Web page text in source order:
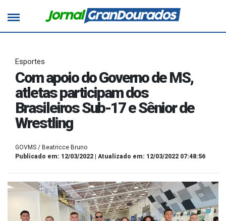
Esportes
Com apoio do Governo de MS,
atletas participam dos
Brasileiros Sub-17 e Sênior de
Wrestling
GOVMS / Beatricce Bruno
Publicado em: 12/03/2022 | Atualizado em: 12/03/2022 07:48:56